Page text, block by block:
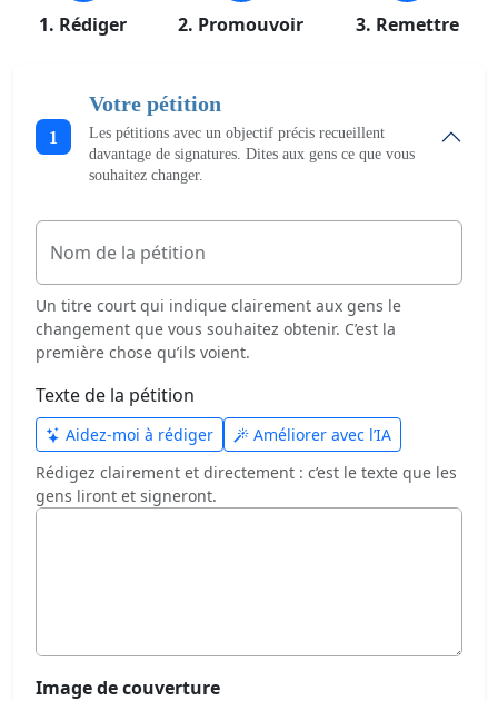
1. Rédiger 2. Promouvoir 3. Remettre
1
Votre pétition
Les pétitions avec un objectif précis recueillent
davantage de signatures. Dites aux gens ce que vous
souhaitez changer.
Nom de la pétition
Un titre court qui indique clairement aux gens le
changement que vous souhaitez obtenir. C’est la
première chose qu’ils voient.
Texte de la pétition
Aidez-moi à rédiger
Améliorer avec l’IA
Rédigez clairement et directement : c’est le texte que les
gens liront et signeront.
Image de couverture